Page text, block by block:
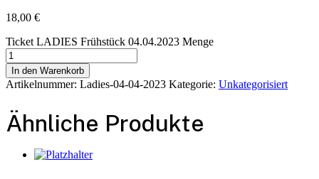
18,00 €
Ticket LADIES Frühstück 04.04.2023 Menge
In den Warenkorb
Artikelnummer: Ladies-04-04-2023 Kategorie: Unkategorisiert
Ähnliche Produkte